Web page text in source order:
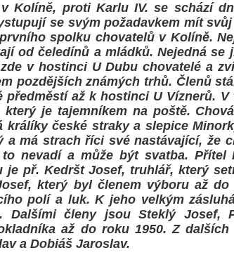
Kolíně, proti Karlu IV. se schází
se svým požadavkem mít
spolku chovatelů v Kolíně.
od čeledínů a mládků. Nejedná
v hostinci U Dubu chovatelé a
pozdějších známých trhů. Členů
předměstí až k hostinci U Víznerů.
je tajemníkem na poště.
králíky české straky a slepice
a má strach říci své nastávající, že
nevadí a může být svatba.
je př. Kedršt Josef, truhlář, který
který byl členem výboru až
polí a luk. K jeho velkým
Dalšími členy jsou Steklý Josef,
až do roku 1950. Z
a Dobiáš Jaroslav.